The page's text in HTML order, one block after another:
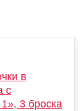
в
с
3 броска